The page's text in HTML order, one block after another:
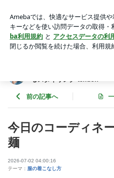
ト Lエル 外と中を繋げるスタイ
アプリをダウンロードして ブログ
ょう。
るスタイリング tendon
前の記事へ
今日のコーディネ
麺
2026-07-02 04:00:16
テーマ： 服の着こなし方